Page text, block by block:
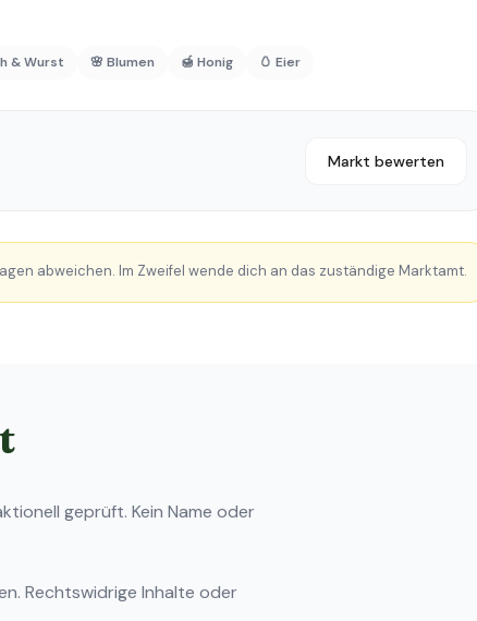
& Wurst 🌸 Blumen 🍯 Honig 🥚 Eier
Markt bewerten
abweichen. Im Zweifel wende dich an das zuständige Marktamt.
geprüft. Kein Name oder
. Rechtswidrige Inhalte oder